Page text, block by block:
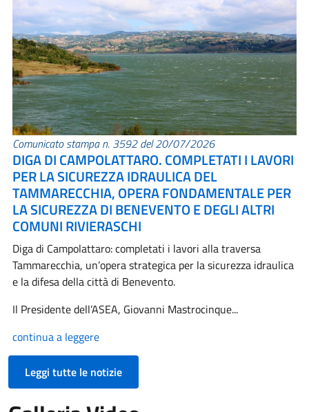
Comunicato stampa n. 3592 del 20/07/2026
DIGA DI CAMPOLATTARO. COMPLETATI I LAVORI
PER LA SICUREZZA IDRAULICA DEL
TAMMARECCHIA, OPERA FONDAMENTALE PER
LA SICUREZZA DI BENEVENTO E DEGLI ALTRI
COMUNI RIVIERASCHI
Diga di Campolattaro: completati i lavori alla traversa
Tammarecchia, un’opera strategica per la sicurezza idraulica
e la difesa della città di Benevento.
Il Presidente dell’ASEA, Giovanni Mastrocinque...
continua a leggere
Leggi tutte le notizie